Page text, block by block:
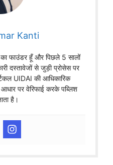
Kanti
फाउंडर हूँ और पिछले 5 सालों
दस्तावेजों से जुड़ी प्रोसेस पर
UIDAI की आधिकारिक
पर वेरिफाई करके पब्लिश
है।